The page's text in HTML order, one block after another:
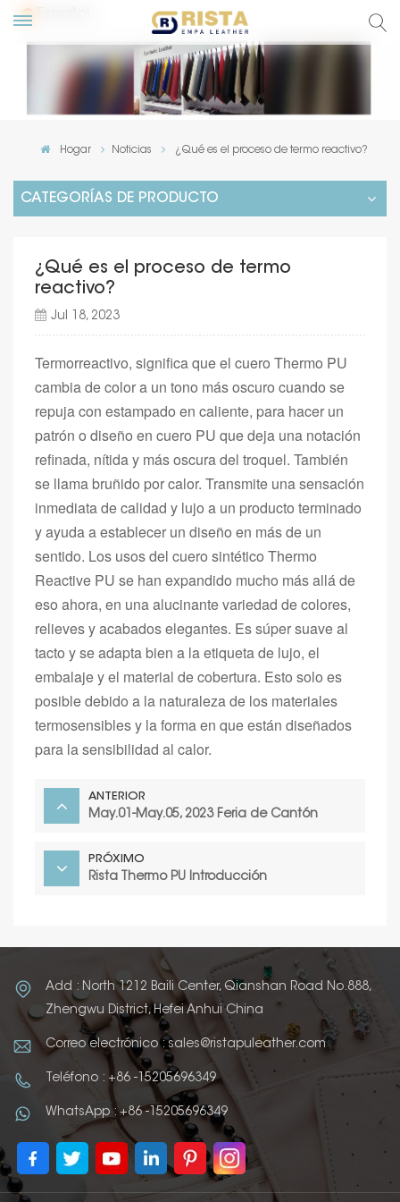
Hogar Noticias ¿Qué es el proceso de termo reactivo?
CATEGORÍAS DE PRODUCTO
¿Qué es el proceso de termo
reactivo?
Jul 18, 2023
Termorreactivo, significa que el cuero Thermo PU
cambia de color a un tono más oscuro cuando se
repuja con estampado en caliente, para hacer un
patrón o diseño en cuero PU que deja una notación
refinada, nítida y más oscura del troquel. También
se llama bruñido por calor. Transmite una sensación
inmediata de calidad y lujo a un producto terminado
y ayuda a establecer un diseño en más de un
sentido. Los usos del cuero sintético Thermo
Reactive PU se han expandido mucho más allá de
eso ahora, en una alucinante variedad de colores,
relieves y acabados elegantes. Es súper suave al
tacto y se adapta bien a la etiqueta de lujo, el
embalaje y el material de cobertura. Esto solo es
posible debido a la naturaleza de los materiales
termosensibles y la forma en que están diseñados
para la sensibilidad al calor.
ANTERIOR
May.01-May.05, 2023 Feria de Cantón
PRÓXIMO
Rista Thermo PU Introducción
Add : North 1212 Baili Center, Qianshan Road No.888,
Zhengwu District, Hefei Anhui China
Correo electrónico : sales@ristapuleather.com
Teléfono : +86 -15205696349
WhatsApp : +86 -15205696349